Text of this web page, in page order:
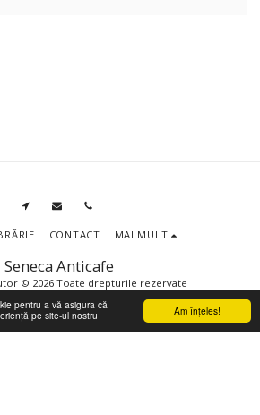
Am înţeles!
pentru a vă asigura că
pe site-ul nostru
Seneca Anticafe
© 2026 Toate drepturile rezervate
| Confidențialitate
CONTACT MAI MULT